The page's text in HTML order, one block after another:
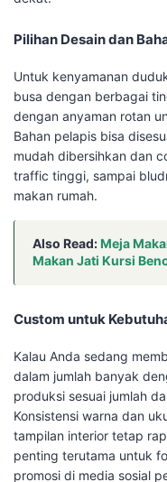
Pilihan Desain dan
Untuk kenyamanan
busa dengan berbagai
dengan anyaman rotan
Bahan pelapis bisa
mudah dibersihkan dan
traffic tinggi, sampai
makan rumah.
Also Read:Meja
Makan Jati Kursi
Custom untuk
Kalau Anda sedang
dalam jumlah banyak
produksi sesuai jumlah
Konsistensi warna dan
tampilan interior tetap
penting terutama untuk
promosi di media sosial